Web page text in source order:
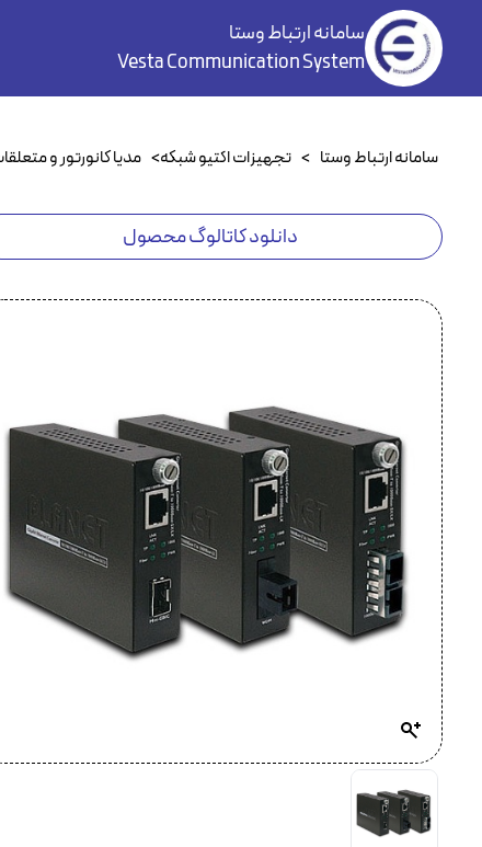
سامانه ارتباط وستا
Vesta Communication System
سامانه ارتباط وستا > تجهیزات اکتیو شبکه> مدیا کانورتور و
دانلود کاتالوگ محصول